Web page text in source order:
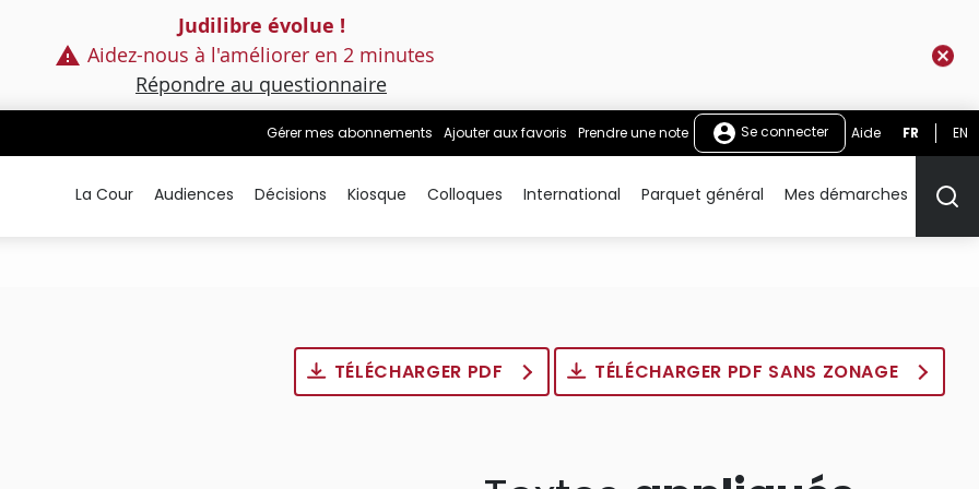
Judilibre évolue !
Aidez-nous à l'améliorer en 2 minutes
Répondre au questionnaire
Gérer mes abonnements Ajouter aux favoris Prendre une note Se connecter Aide FR EN
La Cour Audiences Décisions Kiosque Colloques International Parquet général Mes démarches
TÉLÉCHARGER PDF TÉLÉCHARGER PDF SANS ZONAGE